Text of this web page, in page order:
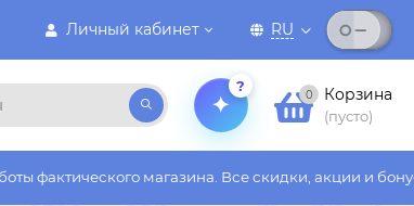
Личный кабинет RU
?
0 Корзина
(пусто)
магазина. Все скидки, акции и бонусы